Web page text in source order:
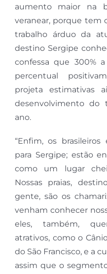
aumento maior na
veranear, porque tem
trabalho árduo da
destino Sergipe
confessa que 300%
percentual
projeta estimativas
desenvolvimento do
ano.
“Enfim, os
para Sergipe; estão
como um lugar
Nossas praias,
gente, são os
venham conhecer
eles, também,
atrativos, como o
do São Francisco, e a
assim que o